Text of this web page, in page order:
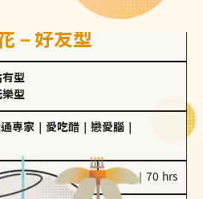
－好友型
有型
樂型
專家 愛吃醋 戀愛腦
100 g｜70 hrs